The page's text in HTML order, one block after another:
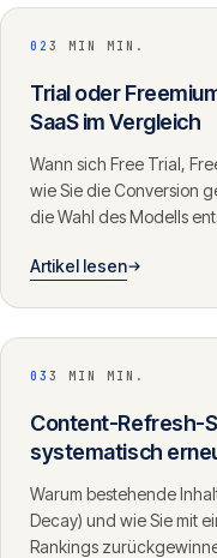
02 3 MIN MIN.
Trial oder
SaaS im Vergleich
Wann sich Free Trial,
wie Sie die Conversion
die Wahl des Modells
Artikel lesen
03 3 MIN MIN.
Content-Refresh-
systematisch
Warum bestehende
Decay) und wie Sie mit
Rankings